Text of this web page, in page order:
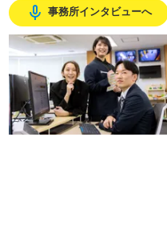
mic_none 事務所インタビューへ